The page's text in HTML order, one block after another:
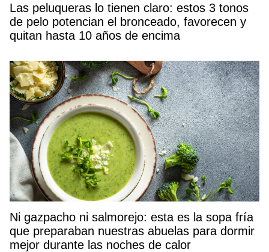
Las peluqueras lo tienen claro: estos 3 tonos
de pelo potencian el bronceado, favorecen y
quitan hasta 10 años de encima
Ni gazpacho ni salmorejo: esta es la sopa fría
que preparaban nuestras abuelas para dormir
mejor durante las noches de calor